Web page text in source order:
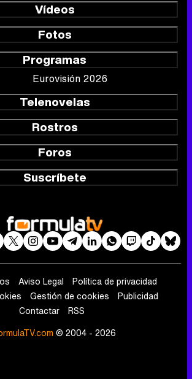
Vídeos
Fotos
Programas
Eurovisión 2026
Telenovelas
Rostros
Foros
Suscríbete
Aviso Legal
Política de privacidad
Gestión de cookies
Publicidad
Contactar
RSS
© 2004 - 2026